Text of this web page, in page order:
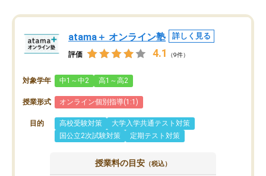
atama＋ オンライン塾 詳しく見る
評価 4.1 （9件）
対象学年 中1～中2 高1～高2
授業形式 オンライン個別指導(1:1)
目的 高校受験対策
大学入学共通テスト対策
国公立2次試験対策
定期テスト対策
授業料の目安 （税込）